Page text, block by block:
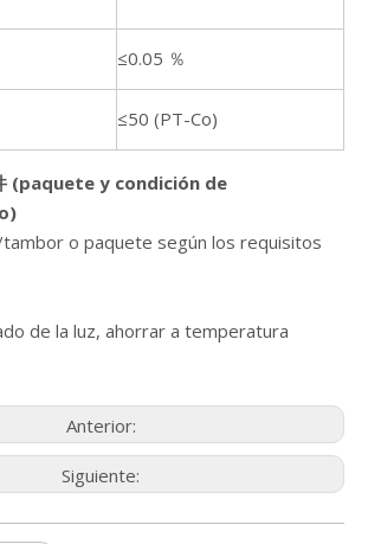
≤0.05 ％
≤50 (PT-Co)
(paquete y condición de
o paquete según los requisitos
de la luz, ahorrar a temperatura
Anterior:
Siguiente: